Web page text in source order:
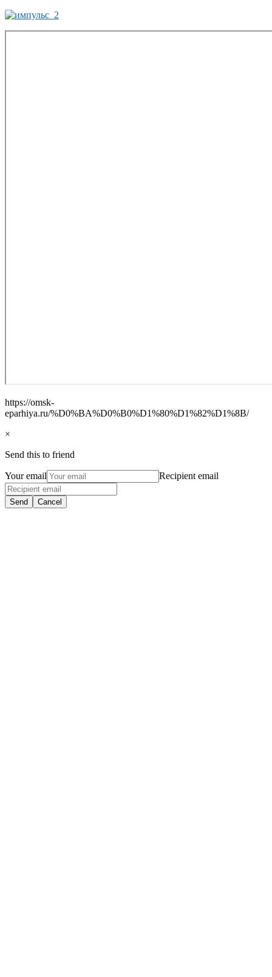
https://omsk-
eparhiya.ru/%D0%BA%D0%B0%D1%80%D1%82%D1%8B/
×
Send this to friend
Your email Recipient email
Send Cancel